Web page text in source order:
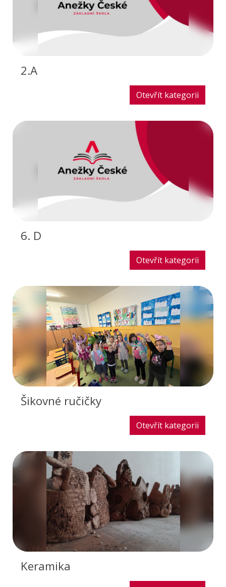
2.A
Otevřít kategorii
6. D
Otevřít kategorii
Šikovné ručičky
Otevřít kategorii
Keramika